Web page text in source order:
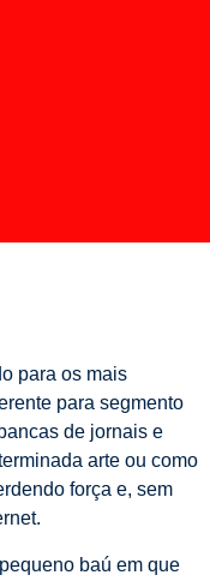
para os mais
para segmento
de jornais e
arte ou como
força e, sem
baú em que